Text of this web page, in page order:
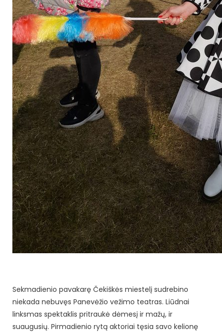
Sekmadienio pavakarę Čekiškės miestelį sudrebino
niekada nebuvęs Panevėžio vežimo teatras. Liūdnai
linksmas spektaklis pritraukė dėmesį ir mažų, ir
suaugusių. Pirmadienio rytą aktoriai tęsia savo kelionę